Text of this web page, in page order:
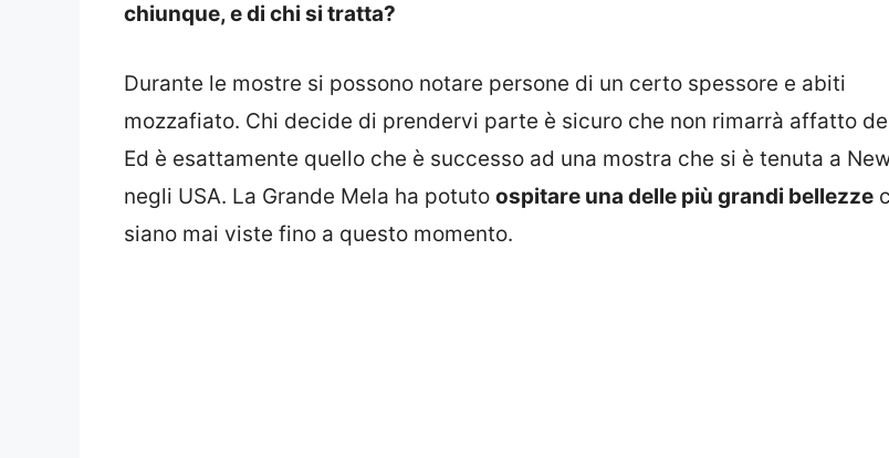
chiunque, e di chi si tratta?
Durante le mostre si possono notare persone di un certo spessore e abiti
mozzafiato. Chi decide di prendervi parte è sicuro che non rimarrà affatto
Ed è esattamente quello che è successo ad una mostra che si è tenuta a
negli USA. La Grande Mela ha potuto ospitare una delle più grandi bellezze
siano mai viste fino a questo momento.